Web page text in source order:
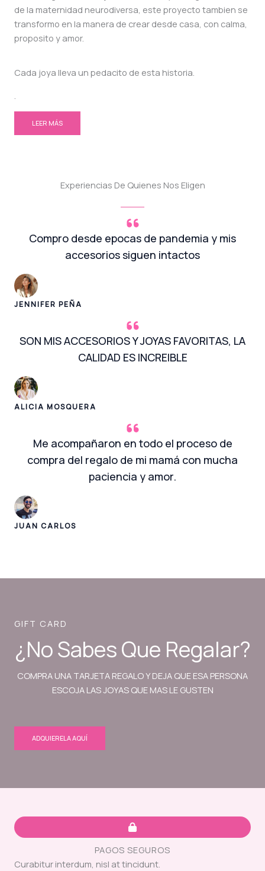
de la maternidad neurodiversa, este proyecto tambien se
transformo en la manera de crear desde casa, con calma,
proposito y amor.
Cada joya lleva un pedacito de esta historia.
.
LEER MÁS
Experiencias De Quienes Nos Eligen
Compro desde epocas de pandemia y mis
accesorios siguen intactos
JENNIFER PEÑA
SON MIS ACCESORIOS Y JOYAS FAVORITAS, LA
CALIDAD ES INCREIBLE
ALICIA MOSQUERA
Me acompañaron en todo el proceso de
compra del regalo de mi mamá con mucha
paciencia y amor.
JUAN CARLOS
GIFT CARD
¿No Sabes Que Regalar?
COMPRA UNA TARJETA REGALO Y DEJA QUE ESA PERSONA
ESCOJA LAS JOYAS QUE MAS LE GUSTEN
ADQUIERELA AQUÍ
PAGOS SEGUROS
Curabitur interdum, nisl at tincidunt.